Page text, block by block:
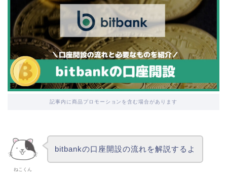
記事内に商品プロモーションを含む場合があります
ねこくん
bitbankの口座開設の流れを解説するよ